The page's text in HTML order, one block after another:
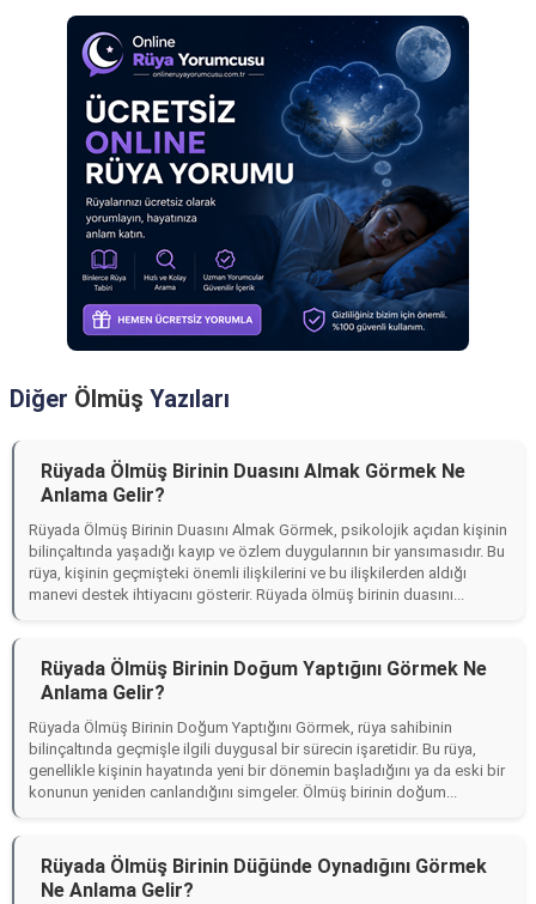
Diğer Ölmüş Yazıları
Rüyada Ölmüş Birinin Duasını Almak Görmek Ne
Anlama Gelir?
Rüyada Ölmüş Birinin Duasını Almak Görmek, psikolojik açıdan kişinin
bilinçaltında yaşadığı kayıp ve özlem duygularının bir yansımasıdır. Bu
rüya, kişinin geçmişteki önemli ilişkilerini ve bu ilişkilerden aldığı
manevi destek ihtiyacını gösterir. Rüyada ölmüş birinin duasını...
Rüyada Ölmüş Birinin Doğum Yaptığını Görmek Ne
Anlama Gelir?
Rüyada Ölmüş Birinin Doğum Yaptığını Görmek, rüya sahibinin
bilinçaltında geçmişle ilgili duygusal bir sürecin işaretidir. Bu rüya,
genellikle kişinin hayatında yeni bir dönemin başladığını ya da eski bir
konunun yeniden canlandığını simgeler. Ölmüş birinin doğum...
Rüyada Ölmüş Birinin Düğünde Oynadığını Görmek
Ne Anlama Gelir?